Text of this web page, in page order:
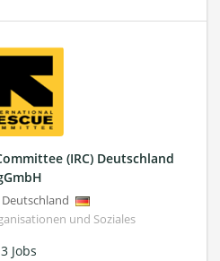
(IRC) Deutschland
Deutschland
und Soziales
3 Jobs